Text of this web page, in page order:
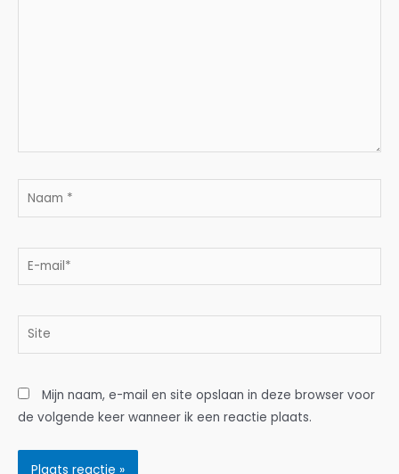
Naam
E-
Site
Mijn naam, e-mail en site opslaan in deze browser voor
de volgende keer wanneer ik een reactie plaats.